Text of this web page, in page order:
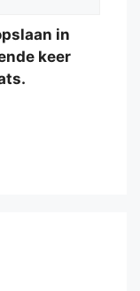
in
keer